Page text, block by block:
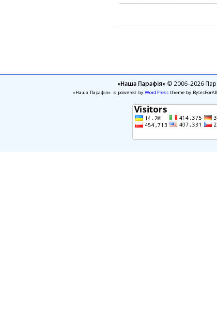
«Наша Парафія»© 2006–2026
«Наша Парафія» is powered by WordPresstheme by